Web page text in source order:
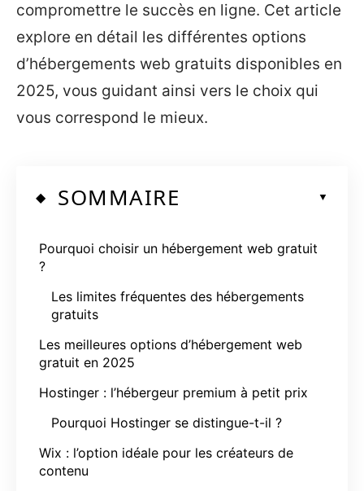
compromettre le succès en ligne. Cet article
explore en détail les différentes options
d’hébergements web gratuits disponibles en
2025, vous guidant ainsi vers le choix qui
vous correspond le mieux.
SOMMAIRE
Pourquoi choisir un hébergement web gratuit
?
Les limites fréquentes des hébergements
gratuits
Les meilleures options d’hébergement web
gratuit en 2025
Hostinger : l’hébergeur premium à petit prix
Pourquoi Hostinger se distingue-t-il ?
Wix : l’option idéale pour les créateurs de
contenu